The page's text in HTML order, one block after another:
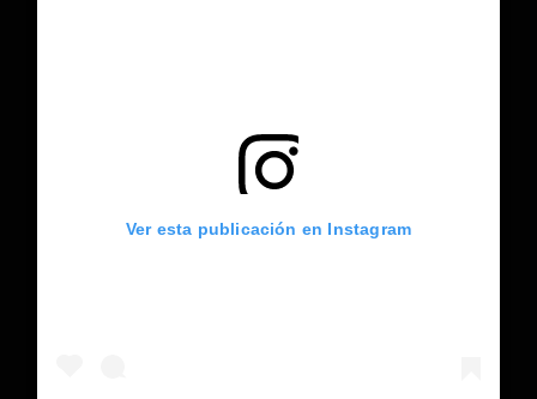
Ver esta publicación en Instagram